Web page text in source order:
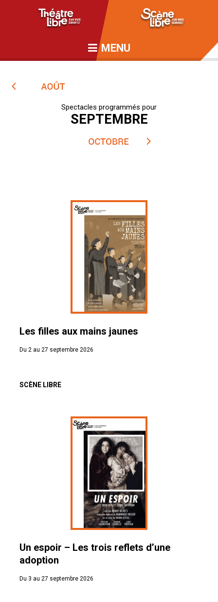
MENU
Spectacles programmés pour
SEPTEMBRE
Les filles aux mains jaunes
Du 2 au 27 septembre 2026
SCÈNE LIBRE
Un espoir – Les trois reflets d’une
adoption
Du 3 au 27 septembre 2026